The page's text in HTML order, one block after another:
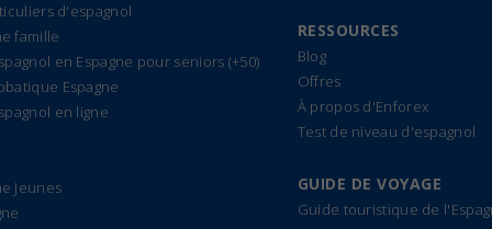
d'espagnol
famille
en Espagne pour seniors (+50)
Espagne
en ligne
Jeunes
RESSOURCES
Blog
Offres
À propos d'Enforex
Test de niveau d'espagnol
GUIDE DE VOYAGE
Guide touristique de